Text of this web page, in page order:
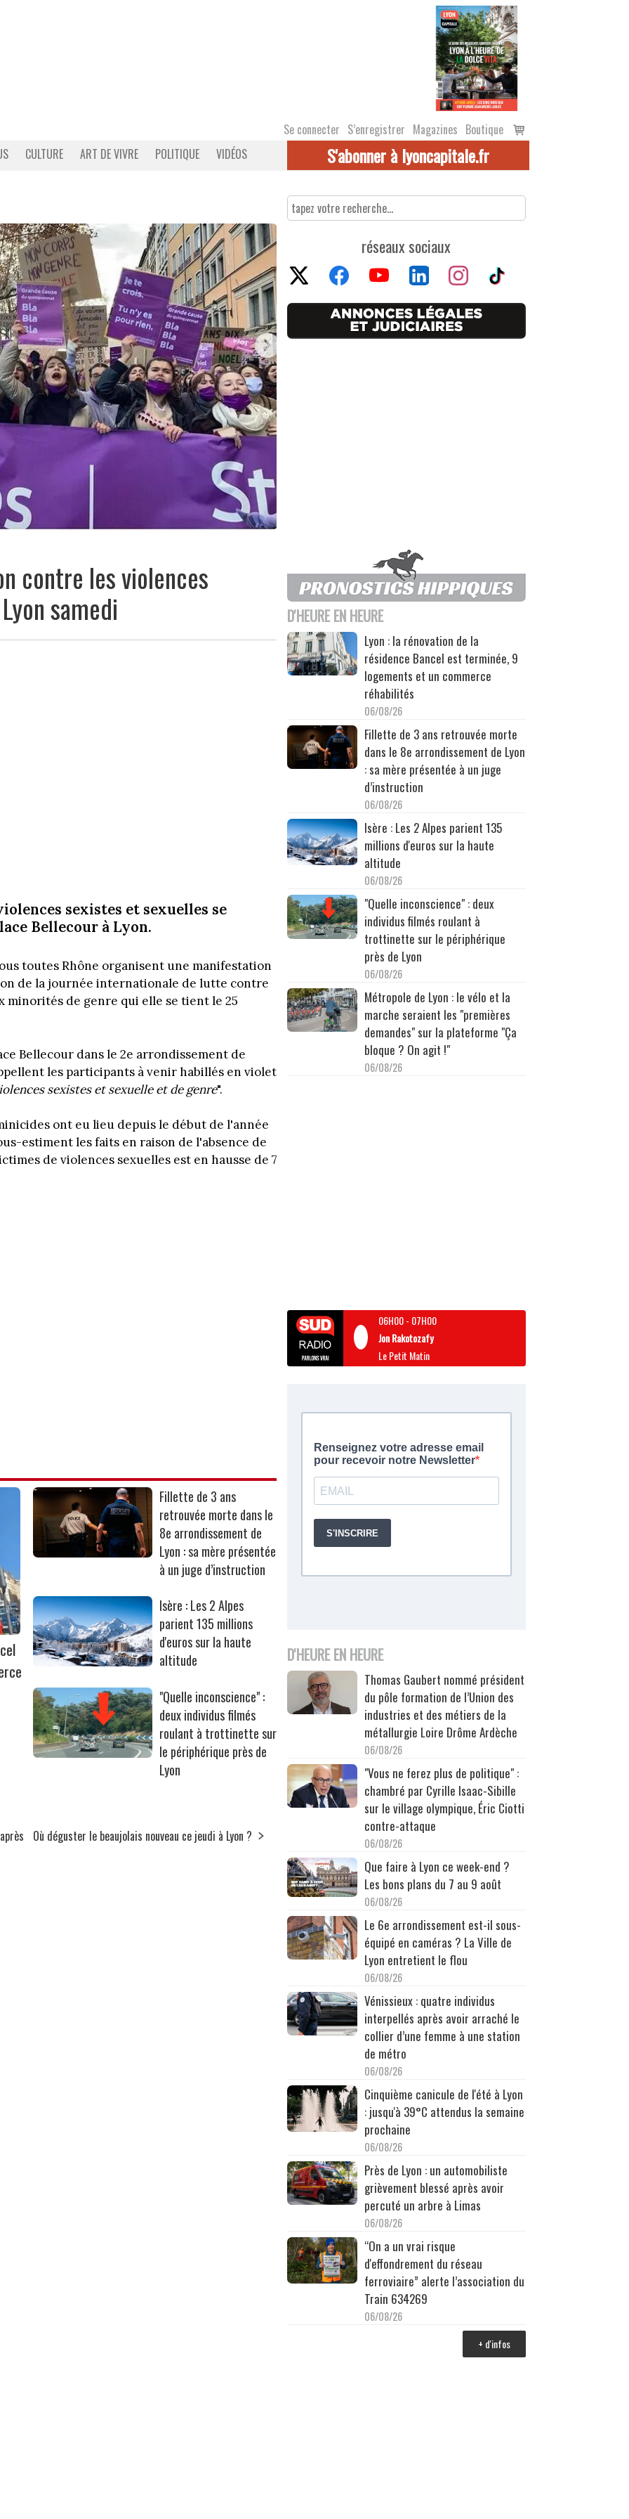
Se connecter S’enregistrer Magazines Boutique
Voir
le
CULTURE ART DE VIVRE POLITIQUE VIDÉOS S'abonner à lyoncapitale.fr
contre les violences
samedi
sexistes et sexuelles se
Bellecour à Lyon.
toutes Rhône organisent une manifestation
de la journée internationale de lutte contre
minorités de genre qui elle se tient le 25
Bellecour dans le 2e arrondissement de
les participants à venir habillés en violet
sexistes et sexuelle et de genre".
ont eu lieu depuis le début de l'année
estiment les faits en raison de l'absence de
de violences sexuelles est en hausse de 7
Fillette de 3 ans
retrouvée morte dans le
8e arrondissement de
Lyon : sa mère présentée
à un juge d’instruction
Isère : Les 2 Alpes
parient 135 millions
d'euros sur la haute
altitude
"Quelle inconscience" :
deux individus filmés
roulant à trottinette sur
le périphérique près de
Lyon
Où déguster le beaujolais nouveau ce jeudi à Lyon ?
réseaux sociaux
D'HEURE EN HEURE
Lyon : la rénovation de la
résidence Bancel est terminée, 9
logements et un commerce
réhabilités
06/08/26
Fillette de 3 ans retrouvée morte
dans le 8e arrondissement de Lyon
: sa mère présentée à un juge
d’instruction
06/08/26
Isère : Les 2 Alpes parient 135
millions d'euros sur la haute
altitude
06/08/26
"Quelle inconscience" : deux
individus filmés roulant à
trottinette sur le périphérique
près de Lyon
06/08/26
Métropole de Lyon : le vélo et la
marche seraient les "premières
demandes" sur la plateforme "Ça
bloque ? On agit !"
06/08/26
06H00- 07H00
Jon Rakotozafy
Le Petit Matin
D'HEURE EN HEURE
Thomas Gaubert nommé président
du pôle formation de l’Union des
industries et des métiers de la
métallurgie Loire Drôme Ardèche
06/08/26
"Vous ne ferez plus de politique" :
chambré par Cyrille Isaac-Sibille
sur le village olympique, Éric Ciotti
contre-attaque
06/08/26
Que faire à Lyon ce week-end ?
Les bons plans du 7 au 9 août
06/08/26
Le 6e arrondissement est-il sous-
équipé en caméras ? La Ville de
Lyon entretient le flou
06/08/26
Vénissieux : quatre individus
interpellés après avoir arraché le
collier d’une femme à une station
de métro
06/08/26
Cinquième canicule de l'été à Lyon
: jusqu'à 39°C attendus la semaine
prochaine
06/08/26
Près de Lyon : un automobiliste
grièvement blessé après avoir
percuté un arbre à Limas
06/08/26
“On a un vrai risque
d'effondrement du réseau
ferroviaire” alerte l’association du
Train 634269
06/08/26
+ d'infos